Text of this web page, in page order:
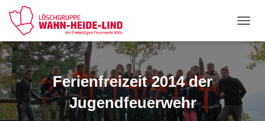
Ferienfreizeit 2014 der
Jugendfeuerwehr